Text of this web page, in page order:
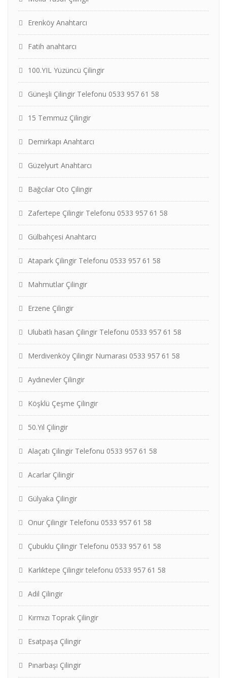
Erenköy Anahtarcı
Fatih anahtarcı
100.YIL Yüzüncü Çilingir
Güneşli Çilingir Telefonu 0533 957 61 58
15 Temmuz Çilingir
Demirkapı Anahtarcı
Güzelyurt Anahtarcı
Bağcılar Oto Çilingir
Zafertepe Çilingir Telefonu 0533 957 61 58
Gülbahçesi Anahtarcı
Atapark Çilingir Telefonu 0533 957 61 58
Mahmutlar Çilingir
Erzene Çilingir
Ulubatlı hasan Çilingir Telefonu 0533 957 61 58
Merdivenköy Çilingir Numarası 0533 957 61 58
Aydınevler Çilingir
Köşklü Çeşme Çilingir
50.Yıl Çilingir
Alaçatı Çilingir Telefonu 0533 957 61 58
Acarlar Çilingir
Gülyaka Çilingir
Onur Çilingir Telefonu 0533 957 61 58
Çubuklu Çilingir Telefonu 0533 957 61 58
Karlıktepe Çilingir telefonu 0533 957 61 58
Adil Çilingir
Kırmızı Toprak Çilingir
Esatpaşa Çilingir
Pınarbaşı Çilingir